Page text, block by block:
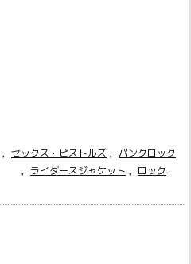
, セックス・ピストルズ , パンクロック
, ライダースジャケット , ロック